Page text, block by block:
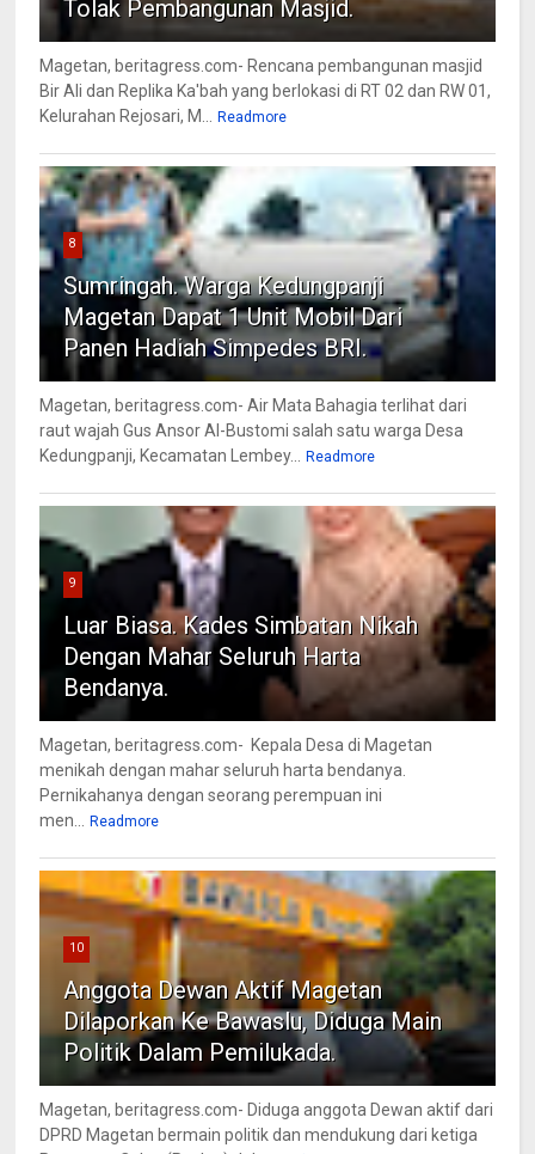
Tolak Pembangunan Masjid.
Magetan, beritagress.com- Rencana pembangunan masjid
Bir Ali dan Replika Ka'bah yang berlokasi di RT 02 dan RW 01,
Kelurahan Rejosari, M... Readmore
8
Sumringah. Warga Kedungpanji
Magetan Dapat 1 Unit Mobil Dari
Panen Hadiah Simpedes BRI.
Magetan, beritagress.com- Air Mata Bahagia terlihat dari
raut wajah Gus Ansor Al-Bustomi salah satu warga Desa
Kedungpanji, Kecamatan Lembey... Readmore
9
Luar Biasa. Kades Simbatan Nikah
Dengan Mahar Seluruh Harta
Bendanya.
Magetan, beritagress.com- Kepala Desa di Magetan
menikah dengan mahar seluruh harta bendanya.
Pernikahanya dengan seorang perempuan ini
men... Readmore
10
Anggota Dewan Aktif Magetan
Dilaporkan Ke Bawaslu, Diduga Main
Politik Dalam Pemilukada.
Magetan, beritagress.com- Diduga anggota Dewan aktif dari
DPRD Magetan bermain politik dan mendukung dari ketiga